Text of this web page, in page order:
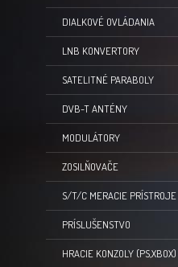
DIALKOVÉ OVLÁDANIA
LNB KONVERTORY
SATELITNÉ PARABOLY
DVB-T ANTÉNY
MODULÁTORY
ZOSILŇOVAČE
S/T/C MERACIE PRÍSTROJE
PRÍSLUŠENSTVO
HRACIE KONZOLY (PS,XBOX)